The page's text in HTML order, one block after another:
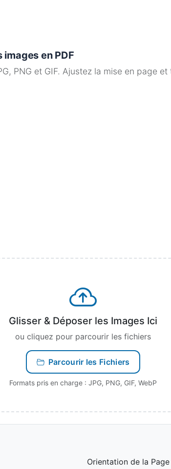
en PDF
PNG et GIF. Ajustez la mise en page
Glisser & Déposer les Images Ici
ou cliquez pour parcourir les fichiers
Parcourir les Fichiers
Formats pris en charge : JPG, PNG, GIF, WebP
Orientation de la Page